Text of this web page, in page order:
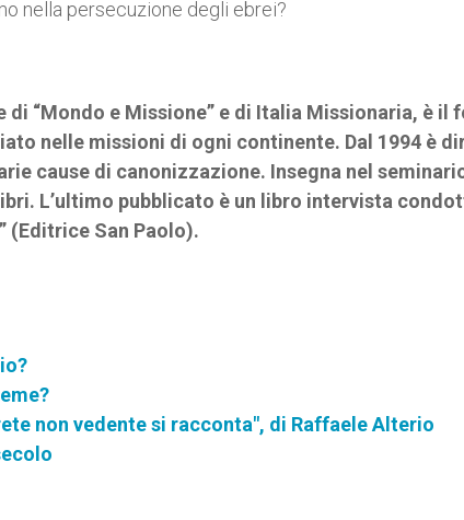
nella persecuzione degli ebrei?
“Mondo e Missione” e di Italia Missionaria, è il
nelle missioni di ogni continente. Dal 1994 è
cause di canonizzazione. Insegna nel
L’ultimo pubblicato è un libro intervista
(Editrice San Paolo).
non vedente si racconta", di Raffaele Alterio